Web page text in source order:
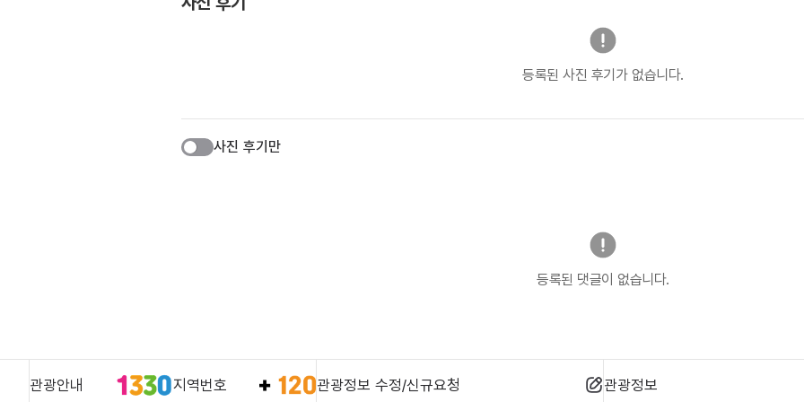
등록된 사진 후기가 없습니다.
사진 후기만
등록된 댓글이 없습니다.
관광안내 지역번호 관광정보 수정/신규요청 관광정보